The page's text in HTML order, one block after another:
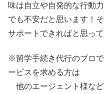
味は自立や自発的な行動
でも不安だと思います！
サポートできればと思って
※留学手続き代行のプロ
ービスを求める方は
他のエージェント様など